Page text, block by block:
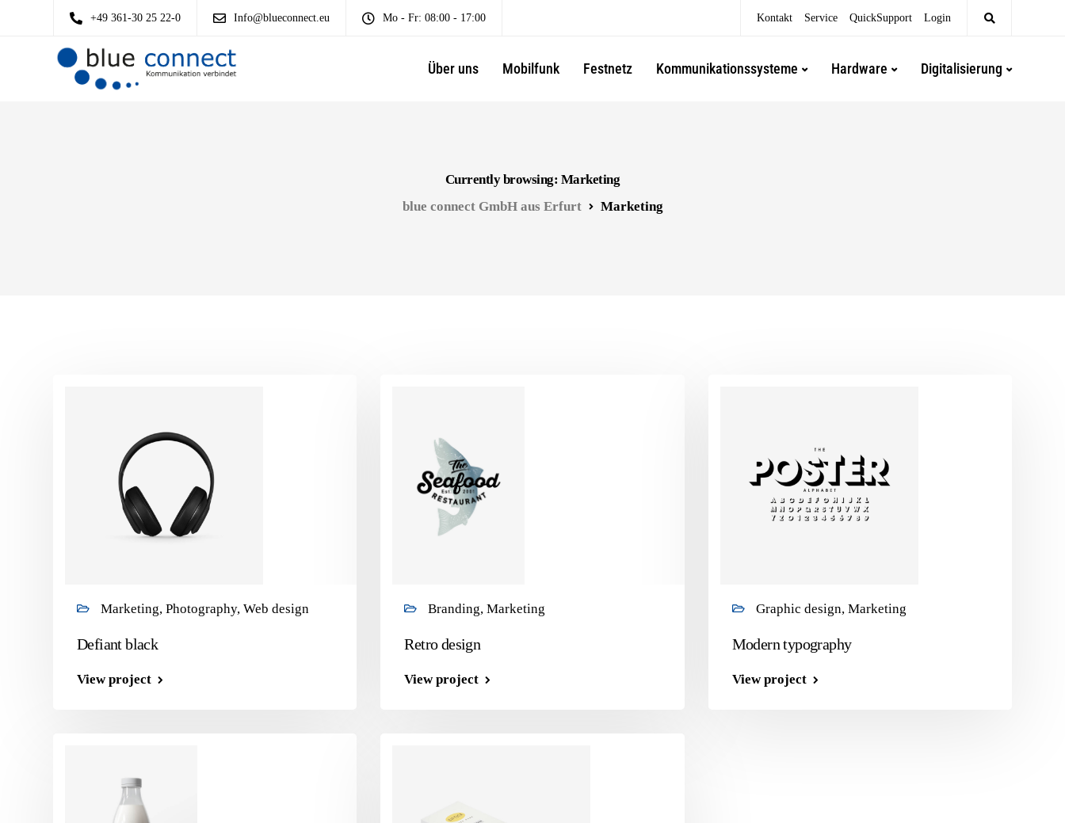
+49 361-30 25 22-0 Info@blueconnect.eu Mo - Fr: 08:00 - 17:00 Kontakt Service QuickSupport Login
Über uns Mobilfunk Festnetz Kommunikationssysteme Hardware Digitalisierung
Currently browsing: Marketing
blue connect GmbH aus Erfurt
Marketing
Marketing, Photography, Web design
Defiant black
View project
Branding, Marketing
Retro design
View project
Graphic design, Marketing
Modern typography
View project